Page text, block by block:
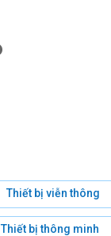
Thiết bị viễn thông
Thiết bị thông minh